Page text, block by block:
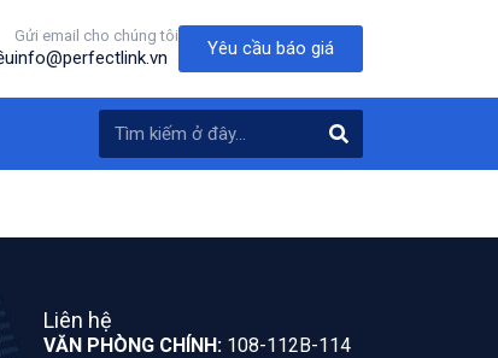
Gửi email cho chúng tôi
info@perfectlink.vn Yêu cầu báo giá
Liên hệ
VĂN PHÒNG CHÍNH: 108-112B-114